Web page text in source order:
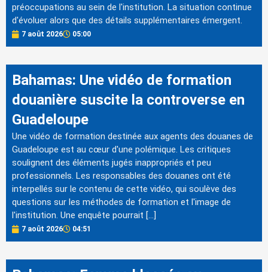
préoccupations au sein de l'institution. La situation continue
d'évoluer alors que des détails supplémentaires émergent.
7 août 2026 05:00
Bahamas: Une vidéo de formation
douanière suscite la controverse en
Guadeloupe
Une vidéo de formation destinée aux agents des douanes de
Guadeloupe est au cœur d'une polémique. Les critiques
soulignent des éléments jugés inappropriés et peu
professionnels. Les responsables des douanes ont été
interpellés sur le contenu de cette vidéo, qui soulève des
questions sur les méthodes de formation et l'image de
l'institution. Une enquête pourrait […]
7 août 2026 04:51